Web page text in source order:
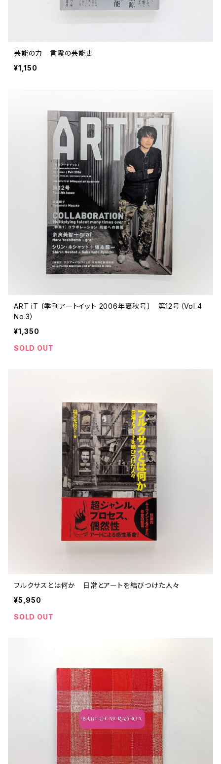
芸能の力 言霊の芸能史
¥1,150
ART iT 〔季刊アートイット 2006年夏秋号〕 第12号（Vol.4
No.3）
¥1,350
SOLD OUT
フルクサスとは何か 日常とアートを結びつけた人々
¥5,950
SOLD OUT